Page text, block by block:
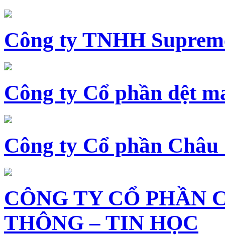
Công ty TNHH
Công ty Cổ phần dệt
Công ty Cổ phần Châu
CÔNG TY CỔ PHẦN
THÔNG – TIN HỌC